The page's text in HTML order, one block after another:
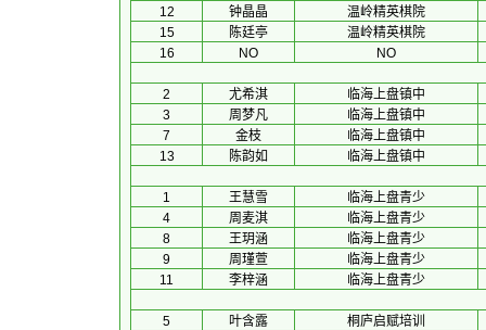
12
钟晶晶
温岭精英棋院
15
陈廷亭
温岭精英棋院
16
NO NO
2 尤希淇
临海上盘镇中
3
周梦凡
临海上盘镇中
7
金枝
临海上盘镇中
13
陈韵如 临海上盘镇中
1 王慧雪
临海上盘青少
4
周麦淇
临海上盘青少
8
王玥涵
临海上盘青少
9
周瑾萱
临海上盘青少
11
李梓涵 临海上盘青少
5 叶含露
桐庐启赋培训